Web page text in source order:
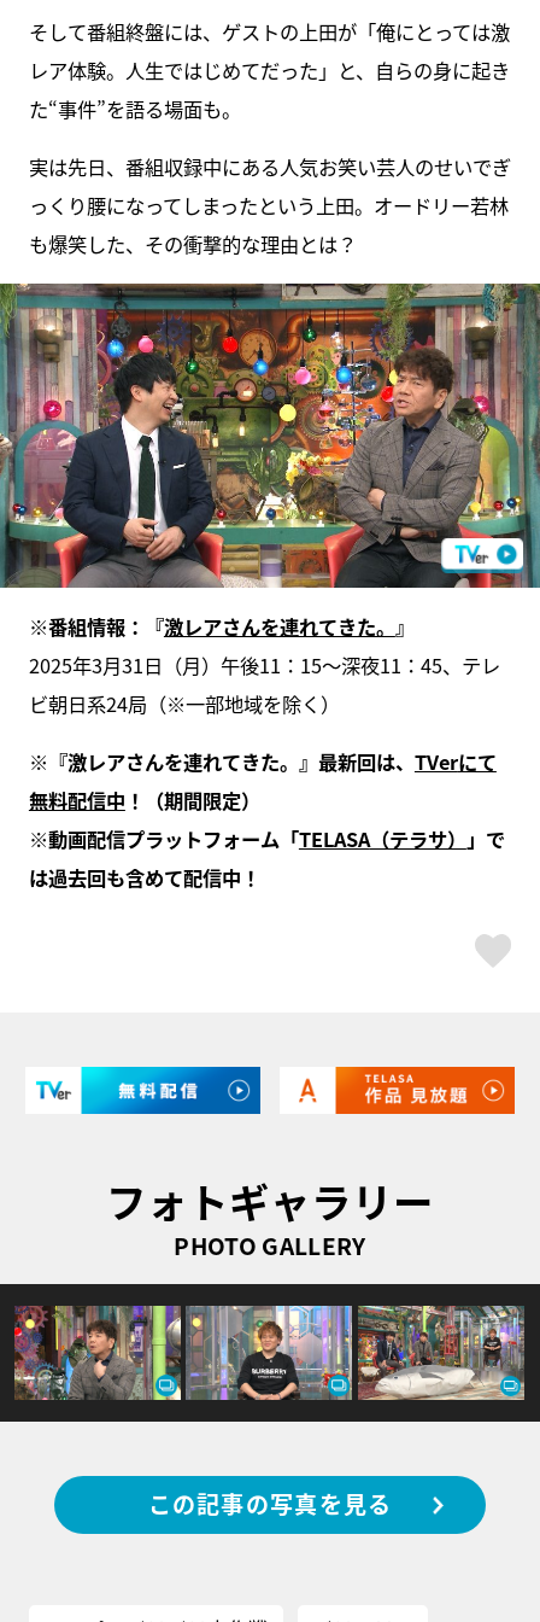
そして番組終盤には、ゲストの上田が「俺にとっては激
レア体験。人生ではじめてだった」と、自らの身に起き
た“事件”を語る場面も。
実は先日、番組収録中にある人気お笑い芸人のせいでぎ
っくり腰になってしまったという上田。オードリー若林
も爆笑した、その衝撃的な理由とは？
※番組情報：『激レアさんを連れてきた。 』
2025年3月31日（月）午後11：15～深夜11：45、テレ
ビ朝日系24局（※⼀部地域を除く）
※ 『激レアさんを連れてきた。』最新回は、 TVerにて
無料配信中 ！（期間限定）
※動画配信プラットフォーム「TELASA（テラサ） 」で
は過去回も含めて配信中！
フォトギャラリー
PHOTO GALLERY
この記事の写真を見る